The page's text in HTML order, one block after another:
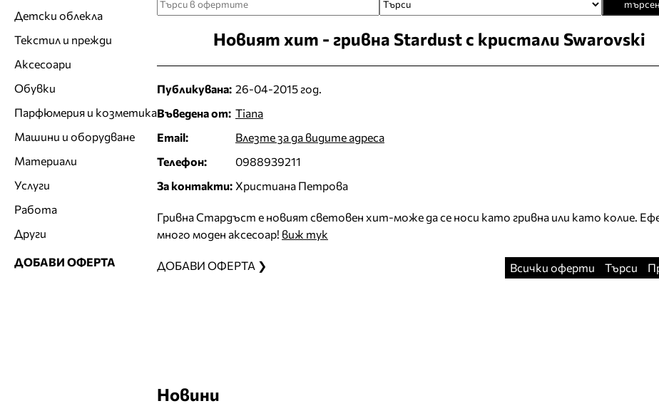
Новият хит - гривна Stardust с кристали Swarovski
Публикувана: 26-04-2015 год.
Въведена от: Tiana
Email:
Влезте за да видите адреса
Телефон:
0988939211
За контакти: Христиана Петрова
Гривна Стардъст е новият световен хит-може да се носи като гривна или като колие.
много моден аксесоар! виж тук
ДОБАВИ ОФЕРТА ❯ Всички оферти Търси
Новини
Детски облекла
Текстил и прежди
Аксесоари
Обувки
Парфюмерия и козметика
Машини и оборудване
Материали
Услуги
Работа
Други
ДОБАВИ ОФЕРТА